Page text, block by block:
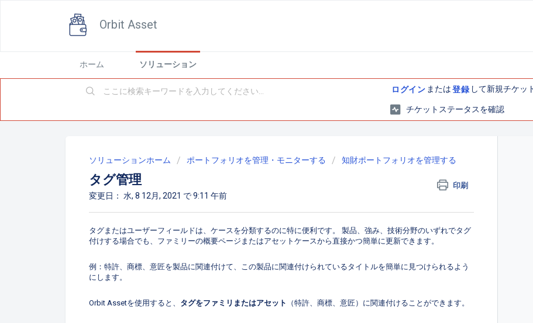
Orbit Asset
ホーム ソリューション
ログイン または登録 して新規チケッ
チケットステータスを確認
ソリューションホーム ポートフォリオを管理・モニターする 知財ポートフォリオを管理する
タグ管理 印刷
変更日： 水, 8 12月, 2021 で 9:11 午前
タグまたはユーザーフィールドは、ケースを分類するのに特に便利です。 製品、強み、技術分野のいずれでタグ
付けする場合でも、ファミリーの概要ページまたはアセットケースから直接かつ簡単に更新できます。
例：特許、商標、意匠を製品に関連付けて、この製品に関連付けられているタイトルを簡単に見つけられるよう
にします。
Orbit Assetを使用すると、 タグをファミリまたはアセット （特許、商標、意匠）に関連付けることができます。